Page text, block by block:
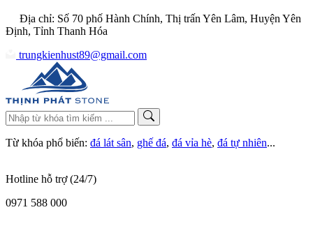
Địa chỉ: Số 70 phố Hành Chính, Thị trấn Yên Lâm, Huyện Yên
Định, Tỉnh Thanh Hóa
trungkienhust89@gmail.com
Từ khóa phổ biến: đá lát sân, ghế đá, đá vỉa hè, đá tự nhiên...
Hotline hỗ trợ (24/7)
0971 588 000